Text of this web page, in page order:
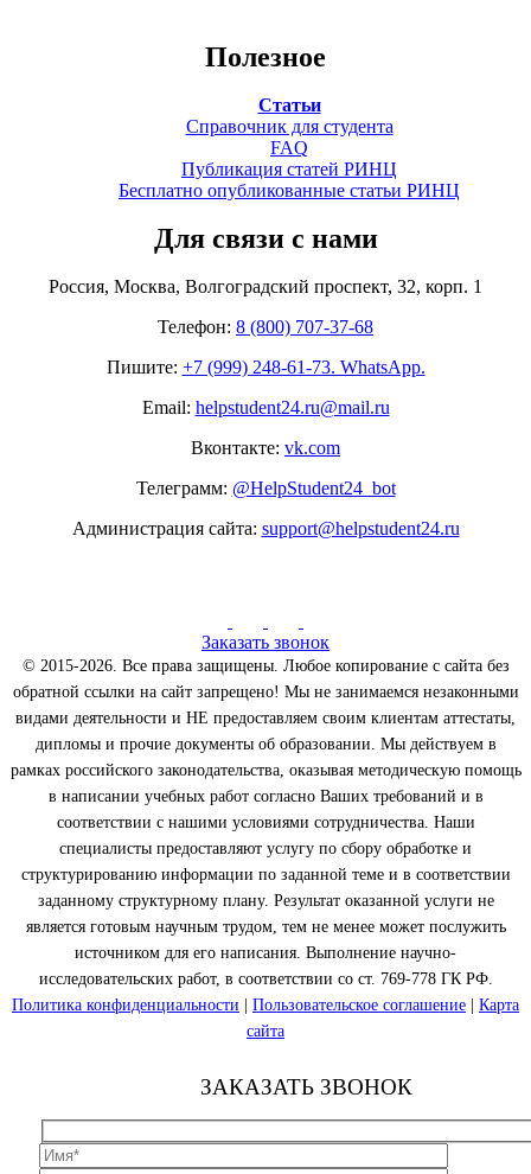
Полезное
Статьи
Справочник для студента
FAQ
Публикация статей РИНЦ
Бесплатно опубликованные статьи РИНЦ
Для связи с нами
Россия, Москва, Волгоградский проспект, 32, корп. 1
Телефон: 8 (800) 707-37-68
Пишите: +7 (999) 248-61-73. WhatsApp.
Email: helpstudent24.ru@mail.ru
Вконтакте: vk.com
Телеграмм: @HelpStudent24_bot
Администрация сайта: support@helpstudent24.ru
Заказать звонок
© 2015-2026. Все права защищены. Любое копирование с сайта без
обратной ссылки на сайт запрещено! Мы не занимаемся незаконными
видами деятельности и НЕ предоставляем своим клиентам аттестаты,
дипломы и прочие документы об образовании. Мы действуем в
рамках российского законодательства, оказывая методическую помощь
в написании учебных работ согласно Ваших требований и в
соответствии с нашими условиями сотрудничества. Наши
специалисты предоставляют услугу по сбору обработке и
структурированию информации по заданной теме и в соответствии
заданному структурному плану. Результат оказанной услуги не
является готовым научным трудом, тем не менее может послужить
источником для его написания. Выполнение научно-
исследовательских работ, в соответствии со ст. 769-778 ГК РФ.
Политика конфиденциальности
Пользовательское соглашение
Карта
сайта
ЗАКАЗАТЬ ЗВОНОК